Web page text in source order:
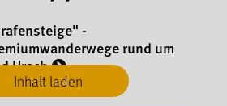
Inhalt laden
-
rund um
Urach
Urach